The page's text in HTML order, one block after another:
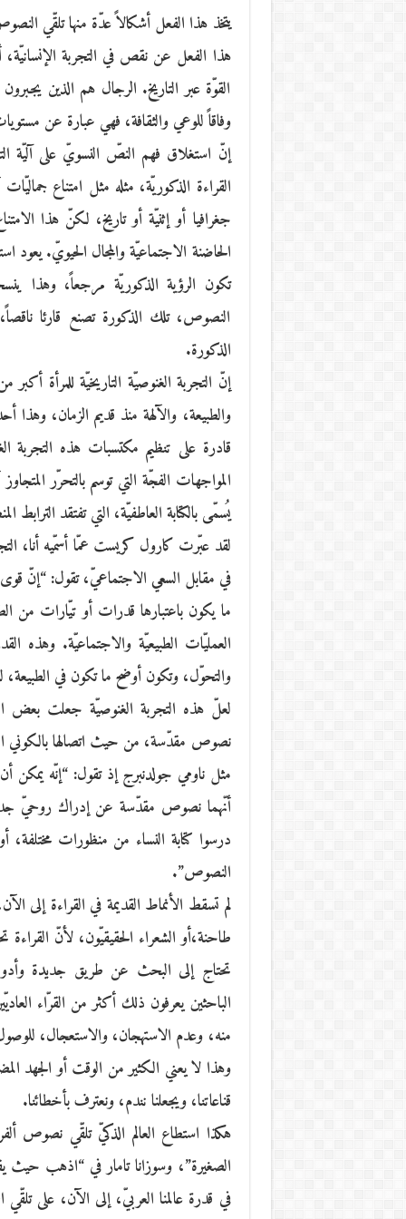
يتخذ هذا الفعل أشكالاً عدّة منها تلقّي
هذا الفعل عن نقص في التجربة الإنسانيّة،
القوّة عبر التاريخ. الرجال هم الذين
وفاقاً للوعي والثقافة، فهي عبارة عن
إنّ استغلاق فهم النصّ النسويّ على آليّة
القراءة الذكوريّة، مثله مثل امتناع
جغرافيا أو إثنيّة أو تاريخ، لكنّ هذا
الحاضنة الاجتماعيّة والمجال الحيويّ.
تكون الرؤية الذكوريّة مرجعاً، وهذا
النصوص، تلك الذكورة تصنع قارئا ناقصاً،
الذكورة.
إنّ التجربة الغنوصيّة التاريخيّة للمرأة
والطبيعة، والآلهة منذ قديم الزمان،
قادرة على تنظيم مكتسبات هذه التجربة
المواجهات الفجّة التي توسم بالتحرّر
يُسمّى بالكتابة العاطفيّة، التي تفتقد الترابط
لقد عبّرت كارول كريست عمّا أسمّيه أنا،
في مقابل السعي الاجتماعيّ، تقول: “إنّ
ما يكون باعتبارها قدرات أو تيّارات من
العمليّات الطبيعيّة والاجتماعيّة. وهذه
والتحوّل، وتكون أوضح ما تكون في الطبيعة،
لعلّ هذه التجربة الغنوصيّة جعلت بعض
نصوص مقدّسة، من حيث اتصالها بالكوني
مثل ناومي جولدنبرج إذ تقول: “إنّه يمكن
أنّهما نصوص مقدّسة عن إدراك روحيّ
درسوا كتابة النساء من منظورات
النصوص”.
لم تسقط الأنماط القديمة في القراءة إلى
طاحنة،أو الشعراء الحقيقيّون، لأنّ
تحتاج إلى البحث عن طريق جديدة
الباحثين يعرفون ذلك أكثر من القرّاء
منه، وعدم الاستهجان، والاستعجال،
وهذا لا يعني الكثير من الوقت أو الجهد
قناعاتنا، ويجعلنا نندم، ونعترف بأخطائنا.
هكذا استطاع العالم الذكيّ تلقّي نصوص
الصغيرة”، وسوزانا تامار في “اذهب
في قدرة عالمنا العربيّ، إلى الآن، على